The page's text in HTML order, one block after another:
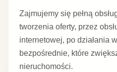
Zajmujemy się pełną
tworzenia oferty, przez
internetowej, po działania
bezpośrednie, które
nieruchomości.